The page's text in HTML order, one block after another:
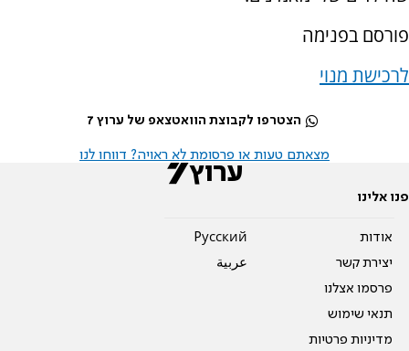
פורסם בפנימה
לרכישת מנוי
הצטרפו לקבוצת הוואטצאפ של ערוץ 7
מצאתם טעות או פרסומת לא ראויה? דווחו לנו
פנו אלינו
אודות
יצירת קשר
פרסמו אצלנו
תנאי שימוש
מדיניות פרטיות
Pусский
عربية